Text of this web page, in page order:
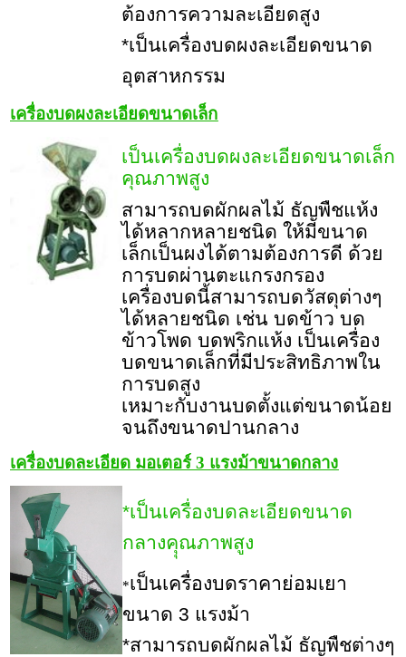
ต้องการความละเอียดสูง
*เป็นเครื่องบดผงละเอียดขนาด
อุตสาหกรรม
เครื่องบดผงละเอียดขนาดเล็ก
เป็นเครื่องบดผงละเอียดขนาดเล็ก
คุณภาพสูง
สามารถบดผักผลไม้ ธัญพืชแห้ง
ได้หลากหลายชนิด ให้มีขนาด
เล็กเป็นผงได้ตามต้องการดี ด้วย
การบดผ่านตะแกรงกรอง
เครื่องบดนี้สามารถบดวัสดุต่างๆ
ได้หลายชนิด เช่น บดข้าว บด
ข้าวโพด บดพริกแห้ง เป็นเครื่อง
บดขนาดเล็กที่มีประสิทธิภาพใน
การบดสูง
เหมาะกับงานบดตั้งแต่ขนาดน้อย
จนถึงขนาดปานกลาง
เครื่องบดละเอียด มอเตอร์ 3 แรงม้าขนาดกลาง
*เป็นเครื่องบดละเอียดขนาด
กลางคุุณภาพสูง
*เป็นเครื่องบดราคาย่อมเยา
ขนาด 3 แรงม้า
*สามารถบดผักผลไม้ ธัญพืชต่างๆ